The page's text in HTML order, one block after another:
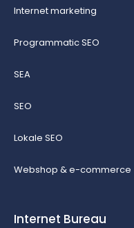
Internet marketing
Programmatic SEO
SEA
SEO
Lokale SEO
Webshop & e-commerce
Internet Bureau